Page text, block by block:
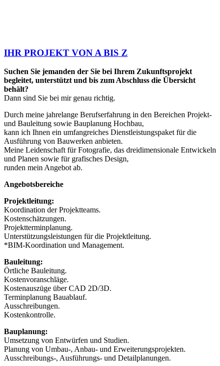
IHR PROJEKT VON A BIS Z
Suchen Sie jemanden der Sie bei Ihrem Zukunftsprojekt
begleitet, unterstützt und bis zum Abschluss die Übersicht
behält?
Dann sind Sie bei mir genau richtig.
Durch meine jahrelange Berufserfahrung in den Bereichen Projekt-
und Bauleitung sowie Bauplanung Hochbau,
kann ich Ihnen ein umfangreiches Dienstleistungspaket für die
Ausführung von Bauwerken anbieten.
Meine Leidenschaft für Fotografie, das dreidimensionale Entwickeln
und Planen sowie für grafisches Design,
runden mein Angebot ab.
Angebotsbereiche
Projektleitung:
Koordination der Projektteams.
Kostenschätzungen.
Projektterminplanung.
Unterstützungsleistungen für die Projektleitung.
*BIM-Koordination und Management.
Bauleitung:
Örtliche Bauleitung.
Kostenvoranschläge.
Kostenauszüge über CAD 2D/3D.
Terminplanung Bauablauf.
Ausschreibungen.
Kostenkontrolle.
Bauplanung:
Umsetzung von Entwürfen und Studien.
Planung von Umbau-, Anbau- und Erweiterungsprojekten.
Ausschreibungs-, Ausführungs- und Detailplanungen.